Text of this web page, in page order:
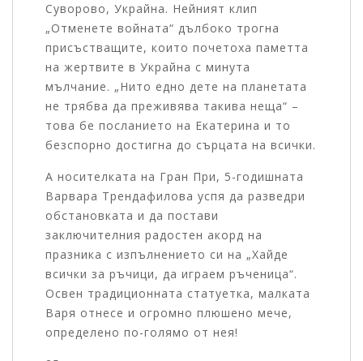
Суворово, Украйна. Нейният клип
„Отменете войната“ дълбоко трогна
присъстващите, които почетоха паметта
на жертвите в Украйна с минута
мълчание. „Нито едно дете на планетата
не трябва да преживява такива неща“ –
това бе посланието на Екатерина и то
безспорно достигна до сърцата на всички.
А носителката на Гран При, 5-годишната
Варвара Трендафилова успя да разведри
обстановката и да постави
заключителния радостен акорд на
празника с изпълнението си на „Хайде
всички за ръчици, да играем ръченица“.
Освен традиционната статуетка, малката
Варя отнесе и огромно плюшено мече,
определено по-голямо от нея!